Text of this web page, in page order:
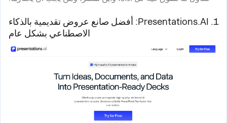
1. Presentations.AI: أفضل صانع عروض تقديمية بالذكاء
الاصطناعي بشكل عام